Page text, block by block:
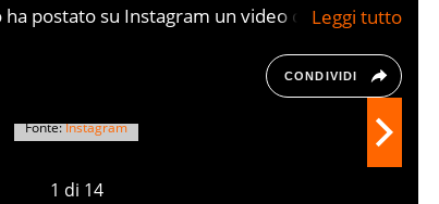
postato su Instagram un video con la sua
CONDIVIDI
1 di 14
Fonte:Instagram